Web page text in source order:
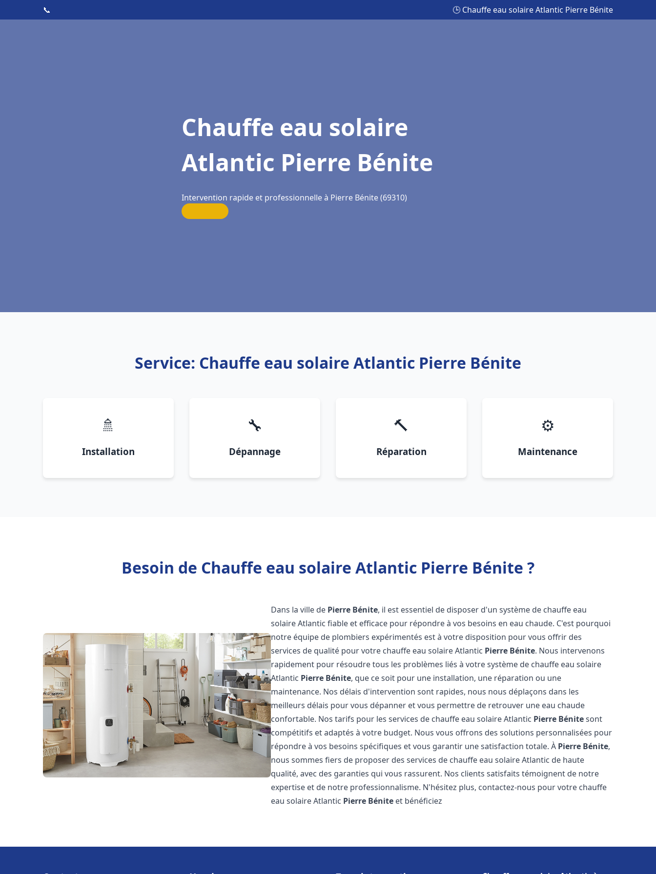
📞 🕒 Chauffe eau solaire Atlantic Pierre Bénite
Chauffe eau solaire
Atlantic Pierre Bénite
Intervention rapide et professionnelle à Pierre Bénite (69310)
Service: Chauffe eau solaire Atlantic Pierre Bénite
🚿
Installation
🔧
Dépannage
🔨
Réparation
⚙️
Maintenance
Besoin de Chauffe eau solaire Atlantic Pierre Bénite ?
Dans la ville de Pierre Bénite, il est essentiel de disposer d'un système de chauffe eau
solaire Atlantic fiable et efficace pour répondre à vos besoins en eau chaude. C'est pourquoi
notre équipe de plombiers expérimentés est à votre disposition pour vous offrir des
services de qualité pour votre chauffe eau solaire Atlantic Pierre Bénite. Nous intervenons
rapidement pour résoudre tous les problèmes liés à votre système de chauffe eau solaire
Atlantic Pierre Bénite, que ce soit pour une installation, une réparation ou une
maintenance. Nos délais d'intervention sont rapides, nous nous déplaçons dans les
meilleurs délais pour vous dépanner et vous permettre de retrouver une eau chaude
confortable. Nos tarifs pour les services de chauffe eau solaire Atlantic Pierre Bénitesont
compétitifs et adaptés à votre budget. Nous vous offrons des solutions personnalisées pour
répondre à vos besoins spécifiques et vous garantir une satisfaction totale. À Pierre Bénite,
nous sommes fiers de proposer des services de chauffe eau solaire Atlantic de haute
qualité, avec des garanties qui vous rassurent. Nos clients satisfaits témoignent de notre
expertise et de notre professionnalisme. N'hésitez plus, contactez-nous pour votre chauffe
eau solaire Atlantic Pierre Bénite et bénéficiez